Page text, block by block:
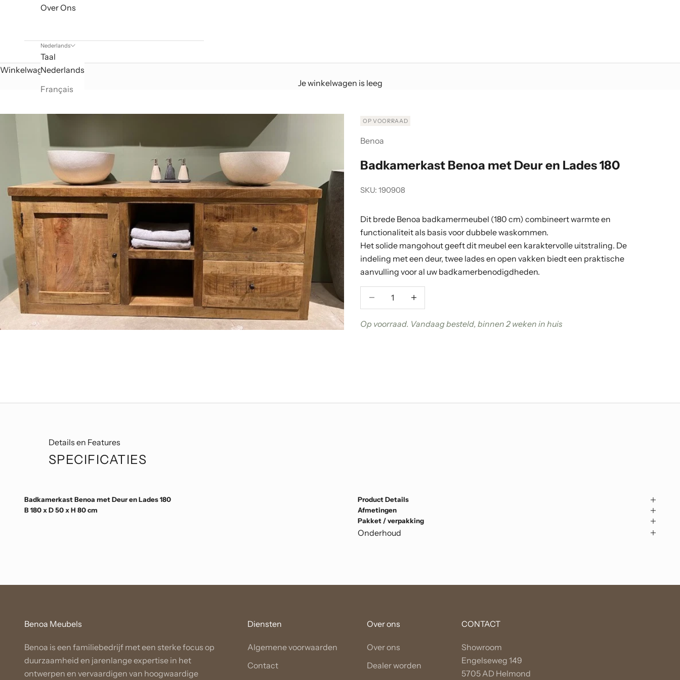
Over Ons
Nederlands
Taal
Nederlands
Français
Winkelwagen
Je winkelwagen is leeg
OP VOORRAAD
Benoa
Badkamerkast Benoa met Deur en Lades 180
SKU: 190908
Dit brede Benoa badkamermeubel (180 cm) combineert warmte en
functionaliteit als basis voor dubbele waskommen.
Het solide mangohout geeft dit meubel een karaktervolle uitstraling. De
indeling met een deur, twee lades en open vakken biedt een praktische
aanvulling voor al uw badkamerbenodigdheden.
Aantal verlagenAantal verlagen
Op voorraad. Vandaag besteld, binnen 2 weken in huis
Details en Features
SPECIFICATIES
Badkamerkast Benoa met Deur en Lades 180
B 180 x D 50 x H 80 cm
Product Details
Afmetingen
Pakket / verpakking
Onderhoud
Benoa Meubels
Benoa is een familiebedrijf met een sterke focus op
duurzaamheid en jarenlange expertise in het
ontwerpen en vervaardigen van hoogwaardige
Diensten
Algemene voorwaarden
Contact
Over ons
Over ons
Dealer worden
CONTACT
Showroom
Engelseweg 149
5705 AD Helmond